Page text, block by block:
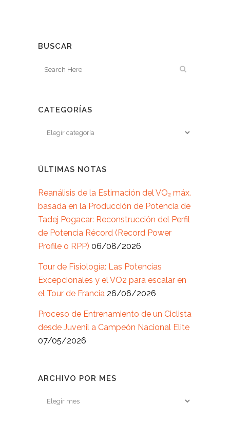
BUSCAR
CATEGORÍAS
ÚLTIMAS NOTAS
Reanálisis de la Estimación del VO₂ máx.
basada en la Producción de Potencia de
Tadej Pogacar: Reconstrucción del Perfil
de Potencia Récord (Record Power
Profile o RPP) 06/08/2026
Tour de Fisiología: Las Potencias
Excepcionales y el VO2 para escalar en
el Tour de Francia 26/06/2026
Proceso de Entrenamiento de un Ciclista
desde Juvenil a Campeón Nacional Elite
07/05/2026
ARCHIVO POR MES
Archivo